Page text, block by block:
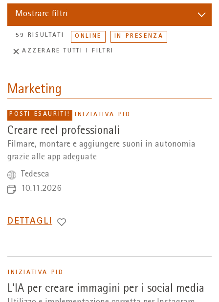
Mostrare filtri
59 RISULTATI ONLINE IN PRESENZA
AZZERARE TUTTI I FILTRI
Marketing
POSTI ESAURITI! INIZIATIVA PID
Creare reel professionali
Filmare, montare e aggiungere suoni in autonomia
grazie alle app adeguate
Tedesca
10.11.2026
PASSA
DETTAGLI
INIZIATIVA PID
L'IA per creare immagini per i social media